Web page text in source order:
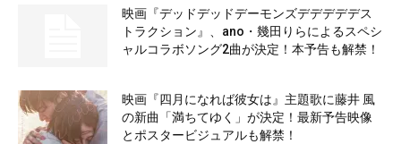
映画『デッドデッドデーモンズデデデデデス
トラクション』、ano・幾田りらによるスペシ
ャルコラボソング2曲が決定！本予告も解禁！
映画『四月になれば彼女は』主題歌に藤井 風
の新曲「満ちてゆく」が決定！最新予告映像
とポスタービジュアルも解禁！